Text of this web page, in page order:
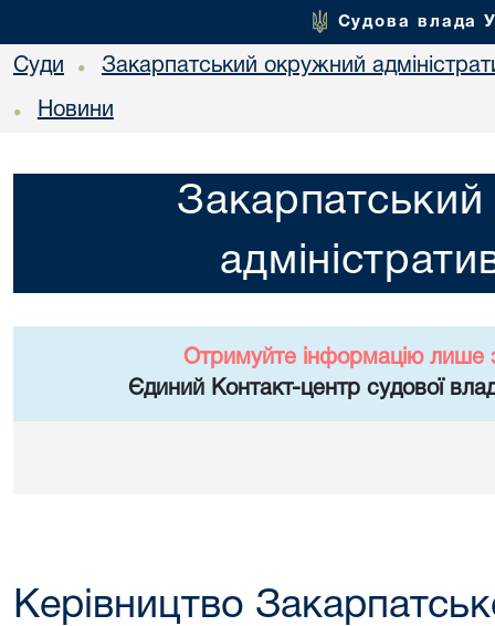
Судова влада
Суди • Закарпатський окружний
• Новини
Отримуйте інформацію лише
Єдиний Контакт-центр судової
Керівництво